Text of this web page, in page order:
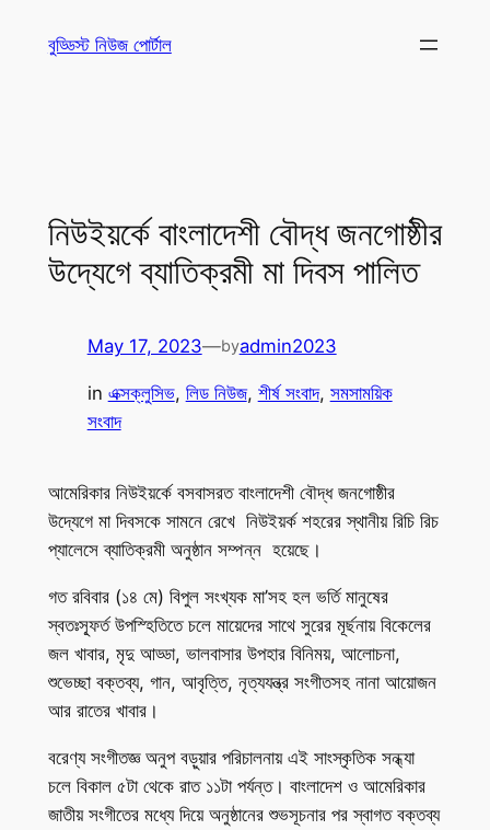
বুড্ডিস্ট নিউজ পোর্টাল
নিউইয়র্কে বাংলাদেশী বৌদ্ধ জনগোষ্ঠীর
উদ্যেগে ব্যাতিক্রমী মা দিবস পালিত
May 17, 2023—byadmin2023
in এক্সক্লুসিভ, লিড নিউজ, শীর্ষ সংবাদ, সমসাময়িক
সংবাদ
আমেরিকার নিউইয়র্কে বসবাসরত বাংলাদেশী বৌদ্ধ জনগোষ্ঠীর
উদ্যেগে মা দিবসকে সামনে রেখে নিউইয়র্ক শহরের স্থানীয় রিচি রিচ
প্যালেসে ব্যাতিক্রমী অনুষ্ঠান সম্পন্ন হয়েছে।
গত রবিবার (১৪ মে) বিপুল সংখ্যক মা’সহ হল ভর্তি মানুষের
স্বতঃস্ফূর্ত উপস্হিতিতে চলে মায়েদের সাথে সুরের মূর্ছনায় বিকেলের
জল খাবার, মৃদু আড্ডা, ভালবাসার উপহার বিনিময়, আলোচনা,
শুভেচ্ছা বক্তব্য, গান, আবৃত্তি, নৃত্যযন্ত্র সংগীতসহ নানা আয়োজন
আর রাতের খাবার।
বরেণ্য সংগীতজ্ঞ অনুপ বড়ুয়ার পরিচালনায় এই সাংস্কৃতিক সন্ধ্যা
চলে বিকাল ৫টা থেকে রাত ১১টা পর্যন্ত। বাংলাদেশ ও আমেরিকার
জাতীয় সংগীতের মধ্যে দিয়ে অনুষ্ঠানের শুভসূচনার পর স্বাগত বক্তব্য